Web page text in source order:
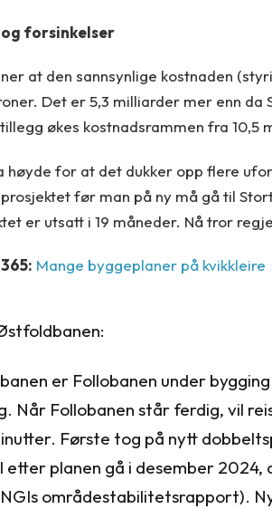
forsinkelser
at den sannsynlige kostnaden
Det er 5,3 milliarder mer enn da
økes kostnadsrammen fra 10,5
høyde for at det dukker opp flere
før man på ny må gå til
er utsatt i 19 måneder. Nå tror
Mange byggeplaner på kvikkleire
er Follobanen under
Når Follobanen står ferdig, vil
Første tog på nytt
etter planen gå i desember 2024,
områdestabilitetsrapport).